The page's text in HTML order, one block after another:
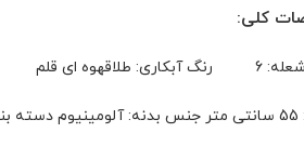
کلی:
6 رنگ آبکاری: طلاقهوه ای قلم
جنس بدنه: آلومینیوم دسته